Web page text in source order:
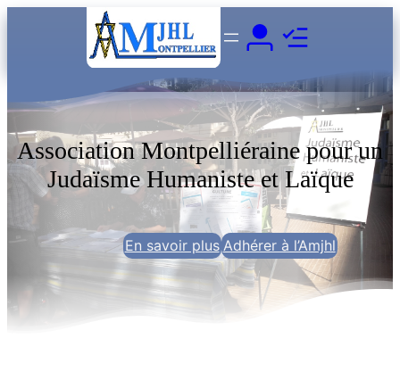
Association Montpelliéraine pour un
Judaïsme Humaniste et Laïque
En savoir plus Adhérer à l’Amjhl